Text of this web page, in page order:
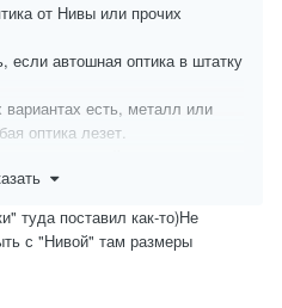
от Нивы или прочих
если автошная оптика в штатку
есть, металл или
оптика лезет.
туда поставил как-то)Не
с "Нивой" там размеры